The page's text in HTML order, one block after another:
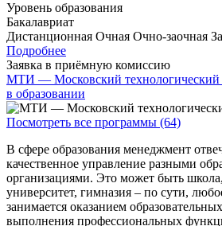
Уровень образования
Бакалавриат
Дистанционная Очная Очно-заочная
Подробнее
Заявка в приёмную комиссию
МТИ — Московский технологический
в образовании
Посмотреть все программы (64)
В сфере образования менеджмент
качественное управление разными
организациями. Это может быть
университет, гимназия – по сути,
занимается оказанием
выполнения профессиональных